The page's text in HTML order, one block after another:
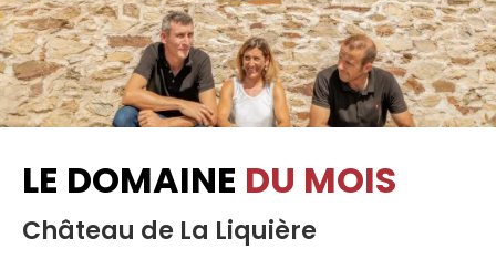
LE DOMAINE DU MOIS
Château de La Liquière